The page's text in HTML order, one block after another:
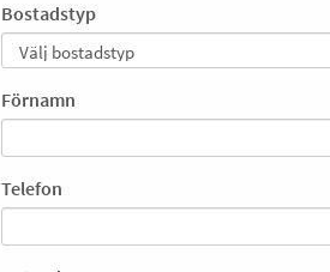
Bostadstyp
Förnamn
Telefon